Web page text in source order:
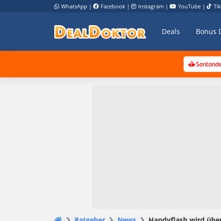
WhatsApp | Facebook | Instagram | YouTube |
Deals Bonus